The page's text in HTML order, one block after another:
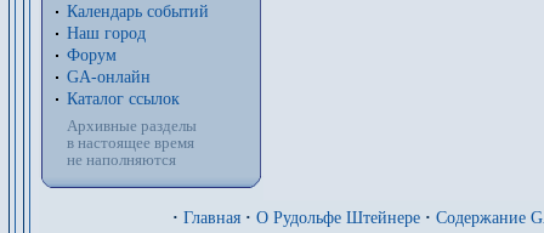
Календарь событий
Наш город
Форум
GA-онлайн
Каталог ссылок
Архивные разделы
в настоящее время
не наполняются
· Главная · О Рудольфе Штейнере · Содержание